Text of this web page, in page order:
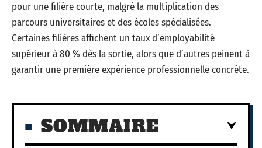
pour une filière courte, malgré la multiplication des
parcours universitaires et des écoles spécialisées.
Certaines filières affichent un taux d’employabilité
supérieur à 80 % dès la sortie, alors que d’autres peinent à
garantir une première expérience professionnelle concrète.
SOMMAIRE